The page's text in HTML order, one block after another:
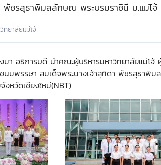
พัชรสุธาพิมลลักษณ พระบรมราชินี ม.แม่โ
ทยาลัยแม่โจ้
อธิการบดี นำคณะผู้บริหารมหาวิทยาลัยแม่โจ้
นมพรรษา สมเด็จพระนางเจ้าสุทิดา พัชรสุธา
หวัดเชียงใหม่(NBT)